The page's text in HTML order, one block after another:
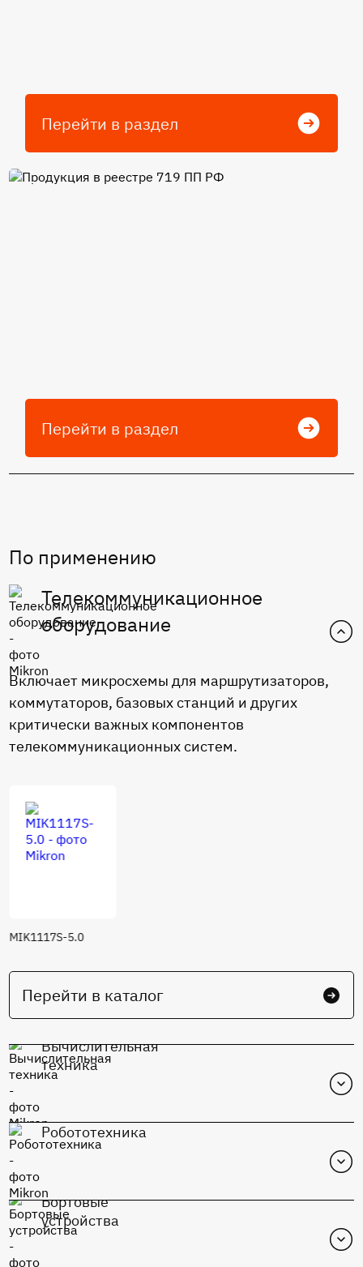
Перейти в раздел
Продукция в реестре 719 ПП
Перейти в раздел
По применению
Телекоммуникационное
оборудование
Включает микросхемы для маршрутизаторов,
коммутаторов, базовых станций и других
критически важных компонентов
телекоммуникационных систем.
MIK1117S-5.0
Перейти в каталог
Вычислительная
техника
Робототехника
Бортовые
устройства